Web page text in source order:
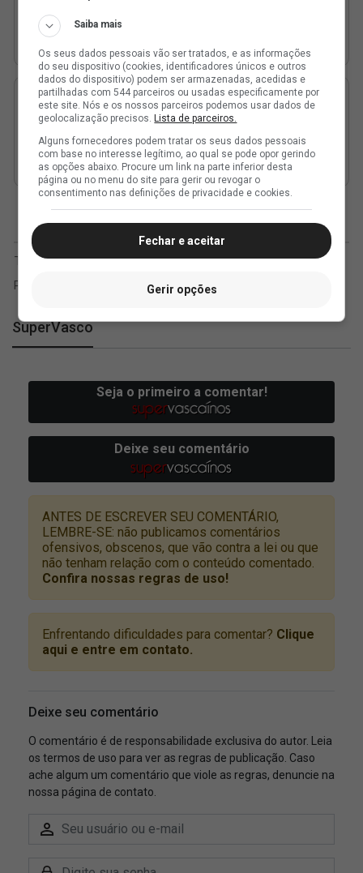
SuperVasco
Saiba mais
Os seus dados pessoais vão ser tratados, e as informações
do seu dispositivo (cookies, identificadores únicos e outros
dados do dispositivo) podem ser armazenadas, acedidas e
partilhadas com 544 parceiros ou usadas especificamente por
este site. Nós e os nossos parceiros podemos usar dados de
geolocalização precisos.Lista de parceiros.
Alguns fornecedores podem tratar os seus dados pessoais
com base no interesse legítimo, ao qual se pode opor gerindo
as opções abaixo. Procure um link na parte inferior desta
página ou no menu do site para gerir ou revogar o
consentimento nas definições de privacidade e cookies.
Fechar e aceitar
Gerir opções